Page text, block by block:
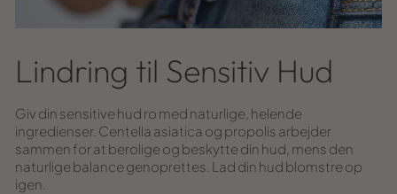
Lindring til Sensitiv Hud
Giv din sensitive hud ro med naturlige, helende
ingredienser. Centella asiatica og propolis arbejder
sammen for at berolige og beskytte din hud, mens den
naturlige balance genoprettes. Lad din hud blomstre op
igen.